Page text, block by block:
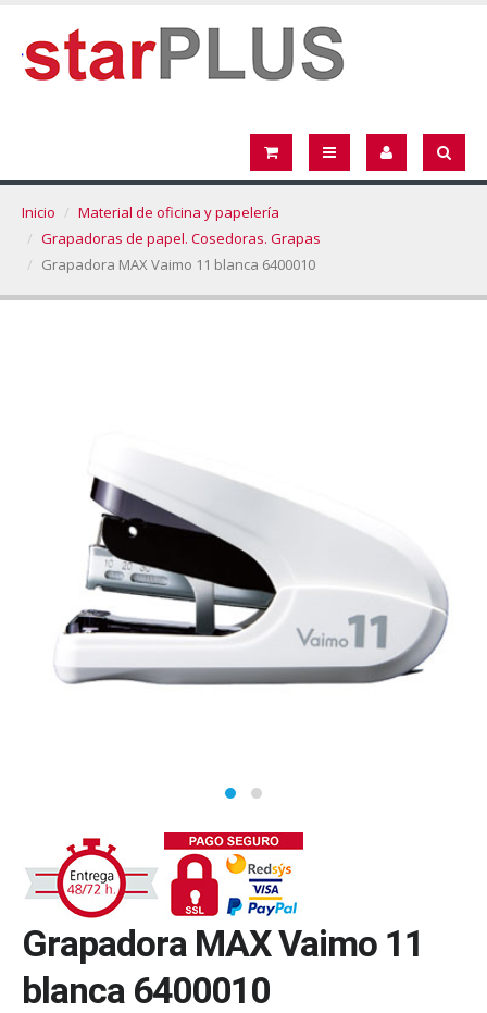
Inicio
Material de oficina y papelería
Grapadoras de papel. Cosedoras. Grapas
Grapadora MAX Vaimo 11 blanca 6400010
Grapadora MAX Vaimo 11
blanca 6400010